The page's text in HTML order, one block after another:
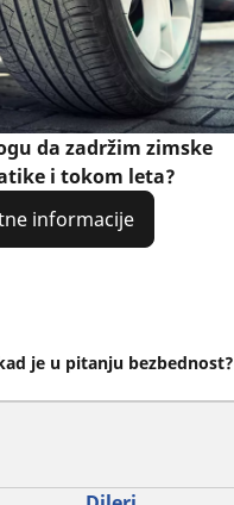
da zadržim zimske
i tokom leta?
informacije
je u pitanju bezbednost?